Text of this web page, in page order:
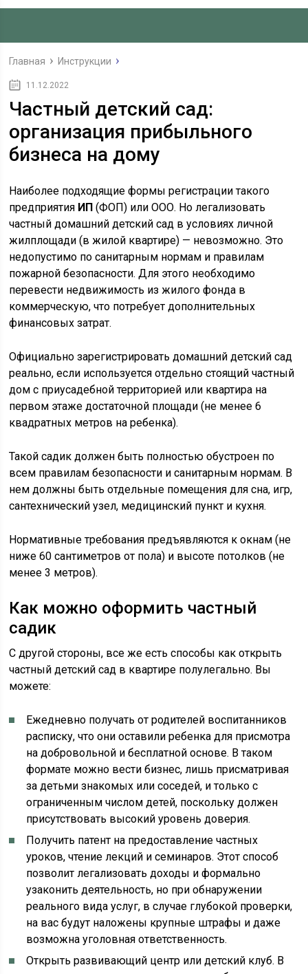
Главная Инструкции
11.12.2022
Частный детский сад:
организация прибыльного
бизнеса на дому
Наиболее подходящие формы регистрации такого
предприятия ИП (ФОП) или ООО. Но легализовать
частный домашний детский сад в условиях личной
жилплощади (в жилой квартире) — невозможно. Это
недопустимо по санитарным нормам и правилам
пожарной безопасности. Для этого необходимо
перевести недвижимость из жилого фонда в
коммерческую, что потребует дополнительных
финансовых затрат.
Официально зарегистрировать домашний детский сад
реально, если используется отдельно стоящий частный
дом с приусадебной территорией или квартира на
первом этаже достаточной площади (не менее 6
квадратных метров на ребенка).
Такой садик должен быть полностью обустроен по
всем правилам безопасности и санитарным нормам. В
нем должны быть отдельные помещения для сна, игр,
сантехнический узел, медицинский пункт и кухня.
Нормативные требования предъявляются к окнам (не
ниже 60 сантиметров от пола) и высоте потолков (не
менее 3 метров).
Как можно оформить частный
садик
С другой стороны, все же есть способы как открыть
частный детский сад в квартире полулегально. Вы
можете:
Ежедневно получать от родителей воспитанников
расписку, что они оставили ребенка для присмотра
на добровольной и бесплатной основе. В таком
формате можно вести бизнес, лишь присматривая
за детьми знакомых или соседей, и только с
ограниченным числом детей, поскольку должен
присутствовать высокий уровень доверия.
Получить патент на предоставление частных
уроков, чтение лекций и семинаров. Этот способ
позволит легализовать доходы и формально
узаконить деятельность, но при обнаружении
реального вида услуг, в случае глубокой проверки,
на вас будут наложены крупные штрафы и даже
возможна уголовная ответственность.
Открыть развивающий центр или детский клуб. В